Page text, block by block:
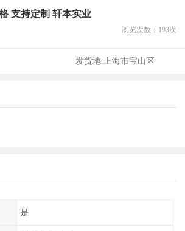
支持定制 轩本实业
浏览次数： 193次
发货地:上海市宝山区
是